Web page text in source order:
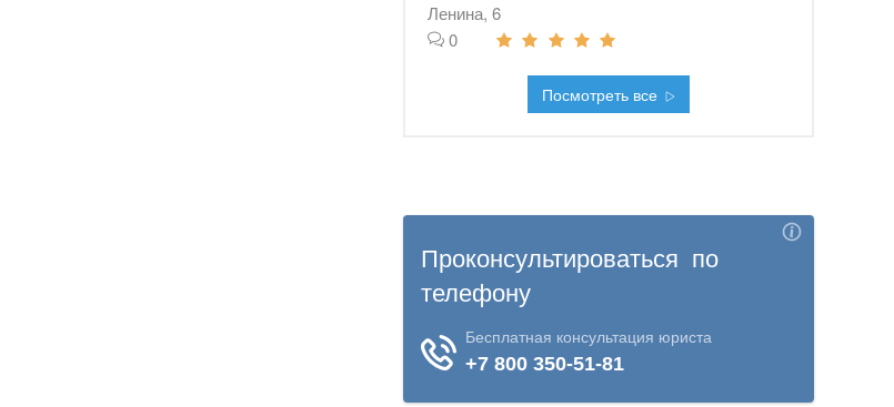
Ленина, 6
0
Посмотреть все